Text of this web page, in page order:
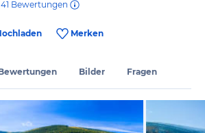
41 Bewertungen
Merken
Bilder Fragen